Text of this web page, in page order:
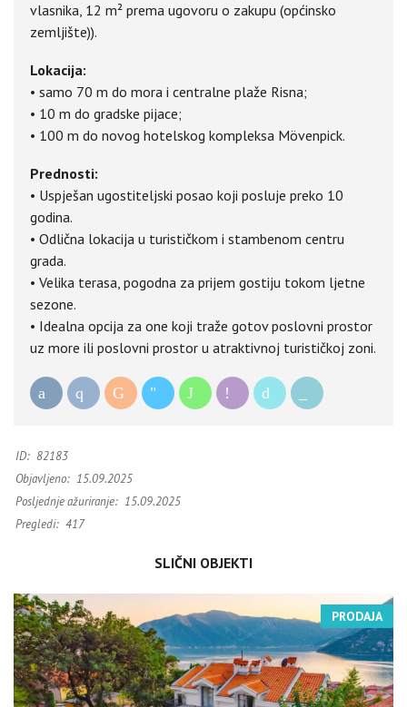
vlasnika, 12 m² prema ugovoru o zakupu (općinsko
zemljište)).
Lokacija:
• samo 70 m do mora i centralne plaže Risna;
• 10 m do gradske pijace;
• 100 m do novog hotelskog kompleksa Mövenpick.
Prednosti:
• Uspješan ugostiteljski posao koji posluje preko 10
godina.
• Odlična lokacija u turističkom i stambenom centru
grada.
• Velika terasa, pogodna za prijem gostiju tokom ljetne
sezone.
• Idealna opcija za one koji traže gotov poslovni prostor
uz more ili poslovni prostor u atraktivnoj turističkoj zoni.
ID: 82183
Objavljeno: 15.09.2025
Posljednje ažuriranje: 15.09.2025
Pregledi: 417
SLIČNI OBJEKTI
PRODAJA